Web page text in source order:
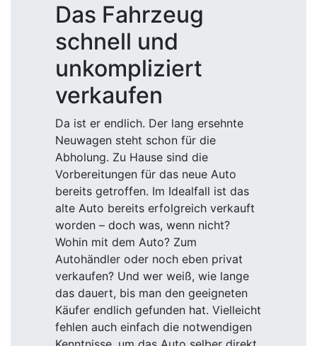
Das Fahrzeug
schnell und
unkompliziert
verkaufen
Da ist er endlich. Der lang ersehnte
Neuwagen steht schon für die
Abholung. Zu Hause sind die
Vorbereitungen für das neue Auto
bereits getroffen. Im Idealfall ist das
alte Auto bereits erfolgreich verkauft
worden – doch was, wenn nicht?
Wohin mit dem Auto? Zum
Autohändler oder noch eben privat
verkaufen? Und wer weiß, wie lange
das dauert, bis man den geeigneten
Käufer endlich gefunden hat. Vielleicht
fehlen auch einfach die notwendigen